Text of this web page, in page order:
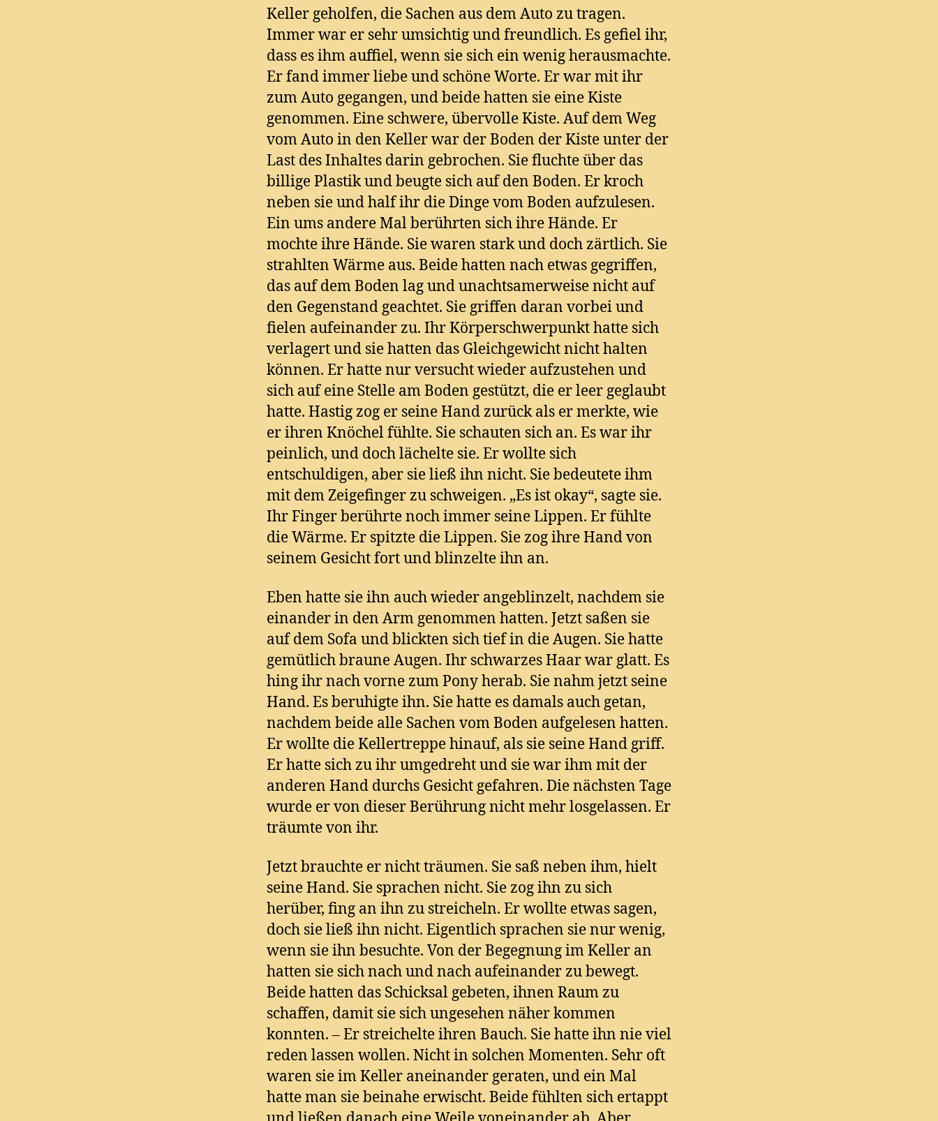
Keller geholfen, die Sachen aus dem Auto zu tragen.
Immer war er sehr umsichtig und freundlich. Es gefiel ihr,
dass es ihm auffiel, wenn sie sich ein wenig herausmachte.
Er fand immer liebe und schöne Worte. Er war mit ihr
zum Auto gegangen, und beide hatten sie eine Kiste
genommen. Eine schwere, übervolle Kiste. Auf dem Weg
vom Auto in den Keller war der Boden der Kiste unter der
Last des Inhaltes darin gebrochen. Sie fluchte über das
billige Plastik und beugte sich auf den Boden. Er kroch
neben sie und half ihr die Dinge vom Boden aufzulesen.
Ein ums andere Mal berührten sich ihre Hände. Er
mochte ihre Hände. Sie waren stark und doch zärtlich. Sie
strahlten Wärme aus. Beide hatten nach etwas gegriffen,
das auf dem Boden lag und unachtsamerweise nicht auf
den Gegenstand geachtet. Sie griffen daran vorbei und
fielen aufeinander zu. Ihr Körperschwerpunkt hatte sich
verlagert und sie hatten das Gleichgewicht nicht halten
können. Er hatte nur versucht wieder aufzustehen und
sich auf eine Stelle am Boden gestützt, die er leer geglaubt
hatte. Hastig zog er seine Hand zurück als er merkte, wie
er ihren Knöchel fühlte. Sie schauten sich an. Es war ihr
peinlich, und doch lächelte sie. Er wollte sich
entschuldigen, aber sie ließ ihn nicht. Sie bedeutete ihm
mit dem Zeigefinger zu schweigen. „Es ist okay“, sagte sie.
Ihr Finger berührte noch immer seine Lippen. Er fühlte
die Wärme. Er spitzte die Lippen. Sie zog ihre Hand von
seinem Gesicht fort und blinzelte ihn an.
Eben hatte sie ihn auch wieder angeblinzelt, nachdem sie
einander in den Arm genommen hatten. Jetzt saßen sie
auf dem Sofa und blickten sich tief in die Augen. Sie hatte
gemütlich braune Augen. Ihr schwarzes Haar war glatt. Es
hing ihr nach vorne zum Pony herab. Sie nahm jetzt seine
Hand. Es beruhigte ihn. Sie hatte es damals auch getan,
nachdem beide alle Sachen vom Boden aufgelesen hatten.
Er wollte die Kellertreppe hinauf, als sie seine Hand griff.
Er hatte sich zu ihr umgedreht und sie war ihm mit der
anderen Hand durchs Gesicht gefahren. Die nächsten Tage
wurde er von dieser Berührung nicht mehr losgelassen. Er
träumte von ihr.
Jetzt brauchte er nicht träumen. Sie saß neben ihm, hielt
seine Hand. Sie sprachen nicht. Sie zog ihn zu sich
herüber, fing an ihn zu streicheln. Er wollte etwas sagen,
doch sie ließ ihn nicht. Eigentlich sprachen sie nur wenig,
wenn sie ihn besuchte. Von der Begegnung im Keller an
hatten sie sich nach und nach aufeinander zu bewegt.
Beide hatten das Schicksal gebeten, ihnen Raum zu
schaffen, damit sie sich ungesehen näher kommen
konnten. – Er streichelte ihren Bauch. Sie hatte ihn nie viel
reden lassen wollen. Nicht in solchen Momenten. Sehr oft
waren sie im Keller aneinander geraten, und ein Mal
hatte man sie beinahe erwischt. Beide fühlten sich ertappt